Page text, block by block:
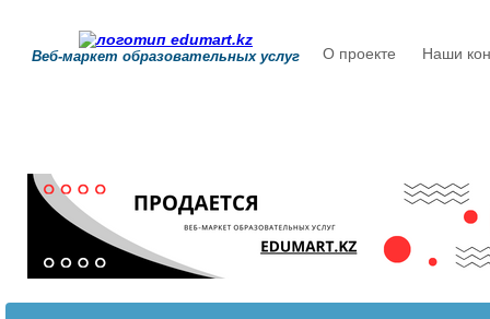
Веб-маркет образовательных услуг О проекте Наши